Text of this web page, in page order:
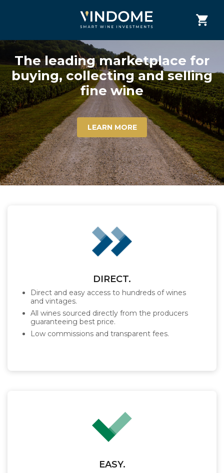
The leading marketplace for
buying, collecting and selling
fine wine
LEARN MORE
DIRECT.
Direct and easy access to hundreds of wines
and vintages.
All wines sourced directly from the producers
guaranteeing best price.
Low commissions and transparent fees.
EASY.